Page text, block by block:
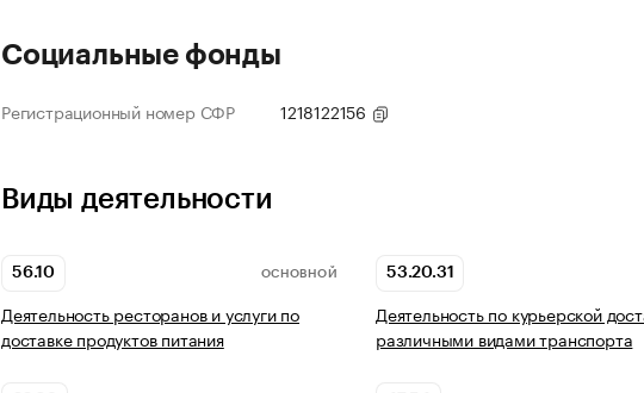
Социальные фонды
Регистрационный номер СФР 1218122156
Виды деятельности
56.10 ОСНОВНОЙ
Деятельность ресторанов и услуги по
доставке продуктов питания
53.20.31
Деятельность по курьерской
различными видами транспорта